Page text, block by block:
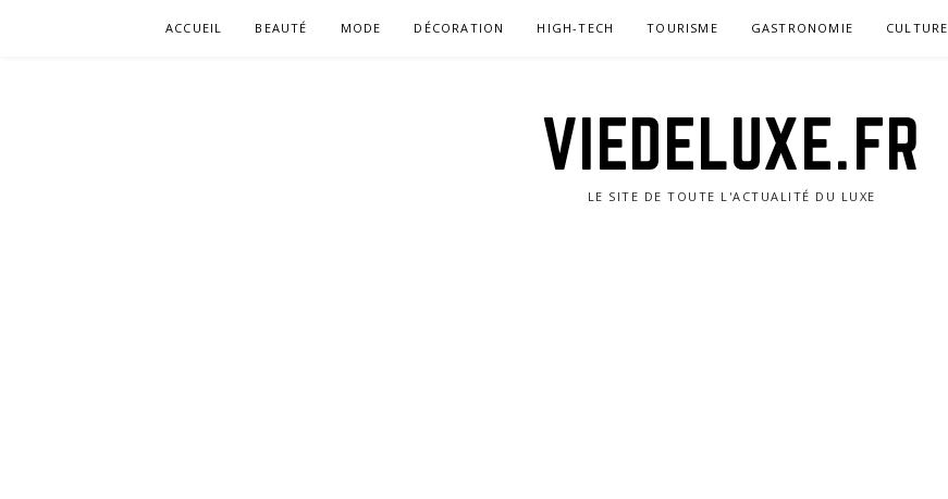
ACCUEIL BEAUTÉ MODE DÉCORATION HIGH-TECH TOURISME GASTRONOMIE CULTURE
VIEDELUXE.FR
LE SITE DE TOUTE L'ACTUALITÉ DU LUXE